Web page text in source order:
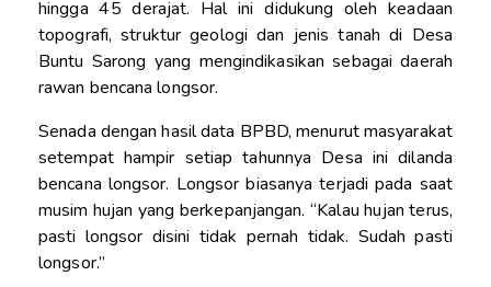
hingga 45 derajat. Hal ini didukung oleh keadaan
topografi, struktur geologi dan jenis tanah di Desa
Buntu Sarong yang mengindikasikan sebagai daerah
rawan bencana longsor.
Senada dengan hasil data BPBD, menurut masyarakat
setempat hampir setiap tahunnya Desa ini dilanda
bencana longsor. Longsor biasanya terjadi pada saat
musim hujan yang berkepanjangan. “Kalau hujan terus,
pasti longsor disini tidak pernah tidak. Sudah pasti
longsor.”